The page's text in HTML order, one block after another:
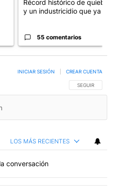
Récord histórico de quiebras
y un industricidio que ya ...
55 comentarios
SIGA ESTA
SEGUIR
INICIAR SESIÓN CREAR CUENTA
LOS MÁS RECIENTES
conversación